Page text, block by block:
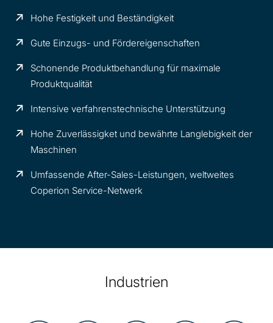
Hohe Festigkeit und Beständigkeit
Gute Einzugs- und Fördereigenschaften
Schonende Produktbehandlung für maximale
Produktqualität
Intensive verfahrenstechnische Unterstützung
Hohe Zuverlässigket und bewährte Langlebigkeit der
Maschinen
Umfassende After-Sales-Leistungen, weltweites
Coperion Service-Netwerk
Industrien